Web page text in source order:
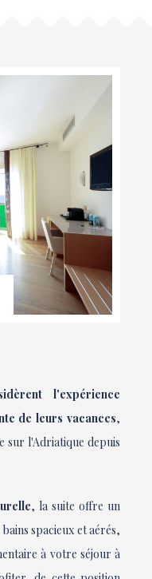
l'expérience
de leurs vacances,
sur l'Adriatique depuis
, la suite offre un
spacieux et aérés,
à votre séjour à